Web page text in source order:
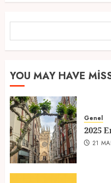
1
21
YOU MAY HAVE
Genel
2025
21